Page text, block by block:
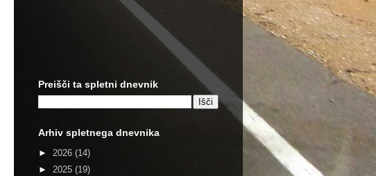
Preišči ta spletni dnevnik
Arhiv spletnega dnevnika
► 2026 (14)
► 2025 (19)